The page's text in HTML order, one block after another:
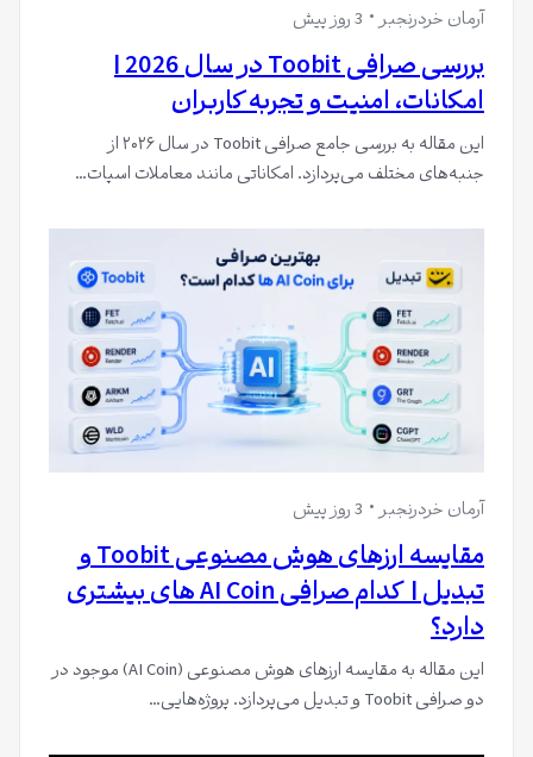
آرمان خردرنجبر 3 روز پیش
بررسی صرافی Toobit در سال 2026 |
امکانات، امنیت و تجربه کاربران
این مقاله به بررسی جامع صرافی Toobit در سال ۲۰۲۶ از
جنبه‌های مختلف می‌پردازد. امکاناتی مانند معاملات اسپات…
آرمان خردرنجبر 3 روز پیش
مقایسه ارزهای هوش مصنوعی Toobit و
تبدیل | کدام صرافی AI Coin های بیشتری
دارد؟
این مقاله به مقایسه ارزهای هوش مصنوعی (AI Coin) موجود در
دو صرافی Toobit و تبدیل می‌پردازد. پروژه‌هایی…